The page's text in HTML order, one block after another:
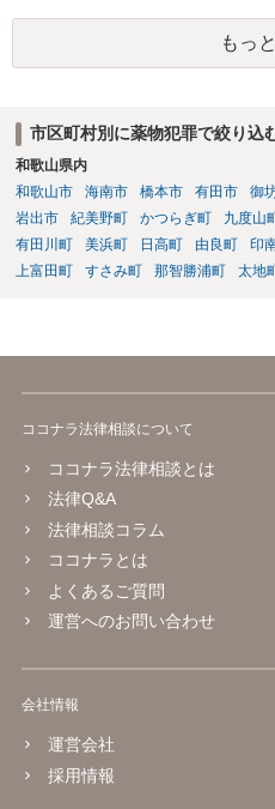
もっ
市区町村別に薬物犯罪で絞り込
和歌山県内
和歌山市
海南市 橋本市 有田市 御
岩出市
紀美野町 かつらぎ町 九度山
有田川町
美浜町 日高町 由良町 印
上富田町
すさみ町 那智勝浦町 太地
ココナラ法律相談について
ココナラ法律相談とは
法律Q&A
法律相談コラム
ココナラとは
よくあるご質問
運営へのお問い合わせ
会社情報
運営会社
採用情報